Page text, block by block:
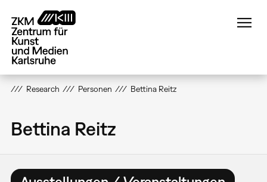
zum
Inhalt
Research Personen Bettina Reitz
Bettina Reitz